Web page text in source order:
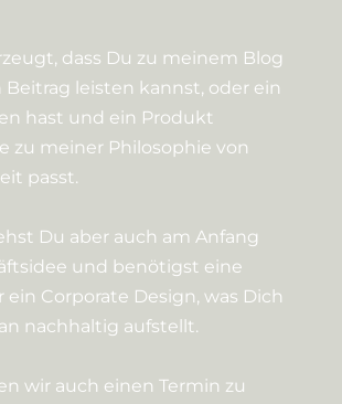
dass Du zu meinem Blog
leisten kannst, oder ein
hast und ein Produkt
zu meiner Philosophie von
passt.
Du aber auch am Anfang
und benötigst eine
ein Corporate Design, was Dich
nachhaltig aufstellt.
wir auch einen Termin zu